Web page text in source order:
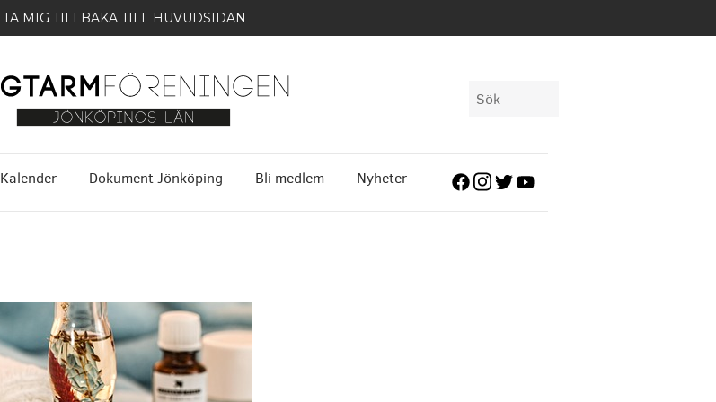
TA MIG TILLBAKA TILL HUVUDSIDAN
Sök
Kalender Dokument Jönköping Bli medlem Nyheter